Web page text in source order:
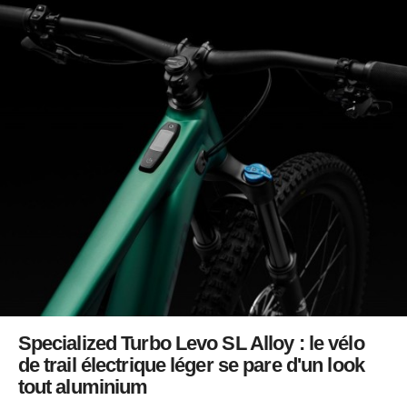
Specialized Turbo Levo SL Alloy : le vélo
de trail électrique léger se pare d'un look
tout aluminium